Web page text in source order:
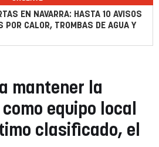
EN NAVARRA: HASTA 10 AVISOS
CALOR, TROMBAS DE AGUA Y
mantener la
equipo local
clasificado, el